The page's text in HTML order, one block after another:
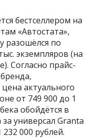
бестселлером на
«Автостата»,
разошёлся по
экземпляров (на
Согласно прайс-
актуального
от 749 900 до 1
обойдётся в
за универсал Granta
000 рублей.